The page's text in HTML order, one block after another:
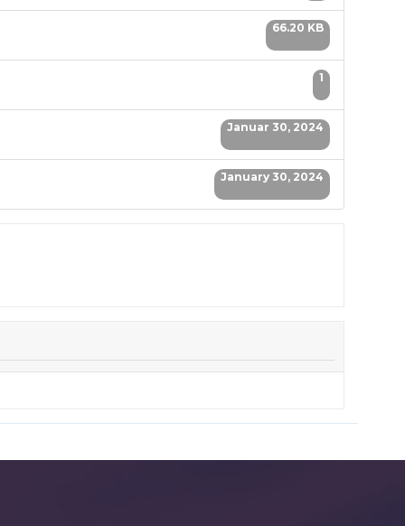
66.20 KB
1
Januar 30, 2024
January 30, 2024